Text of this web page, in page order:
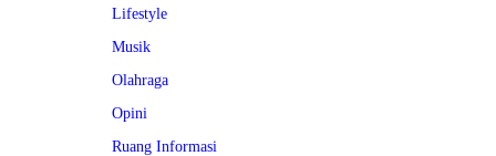
Lifestyle
Musik
Olahraga
Opini
Ruang Informasi